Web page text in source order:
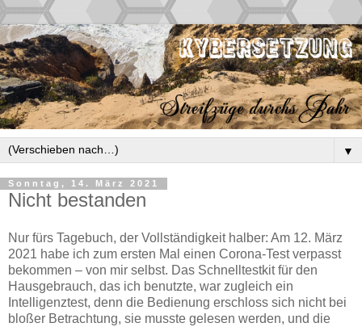
▼
Sonntag, 14. März 2021
Nicht bestanden
Nur fürs Tagebuch, der Vollständigkeit halber: Am 12. März
2021 habe ich zum ersten Mal einen Corona-Test verpasst
bekommen – von mir selbst. Das Schnelltestkit für den
Hausgebrauch, das ich benutzte, war zugleich ein
Intelligenztest, denn die Bedienung erschloss sich nicht bei
bloßer Betrachtung, sie musste gelesen werden, und die